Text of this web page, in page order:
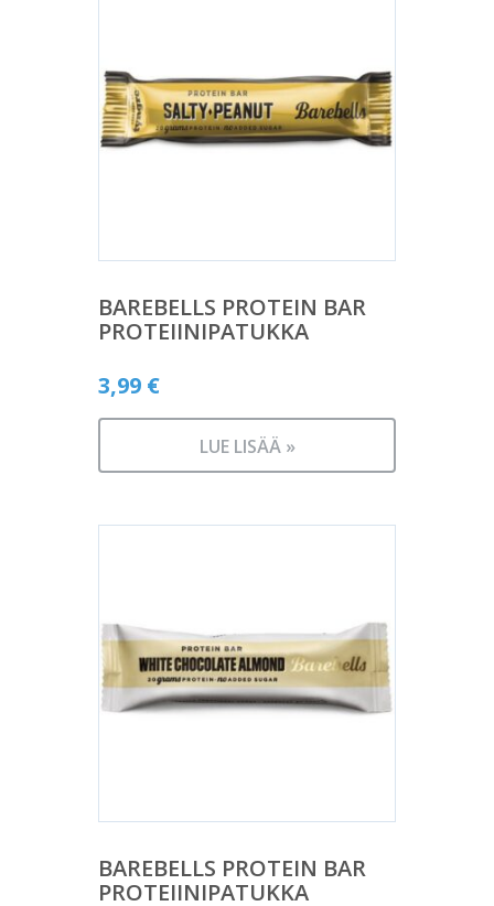
BAREBELLS PROTEIN BAR
PROTEIINIPATUKKA
3,99 €
LUE LISÄÄ »
BAREBELLS PROTEIN BAR
PROTEIINIPATUKKA